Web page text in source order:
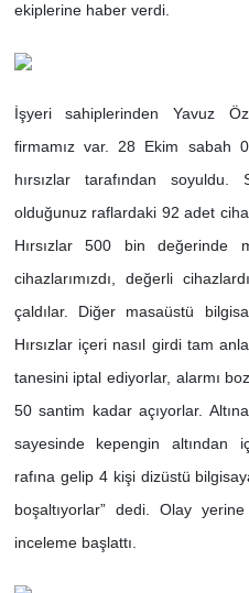
ekiplerine haber verdi.
İşyeri sahiplerinden Yavuz
firmamız var. 28 Ekim sabah
hırsızlar tarafından
olduğunuz raflardaki 92 adet
Hırsızlar 500 bin değerinde
cihazlarımızdı, değerli
çaldılar. Diğer masaüstü
Hırsızlar içeri nasıl girdi tam
tanesini iptal ediyorlar, alarmı
50 santim kadar açıyorlar.
sayesinde kepengin altından
rafına gelip 4 kişi dizüstü
boşaltıyorlar” dedi. Olay
inceleme başlattı.